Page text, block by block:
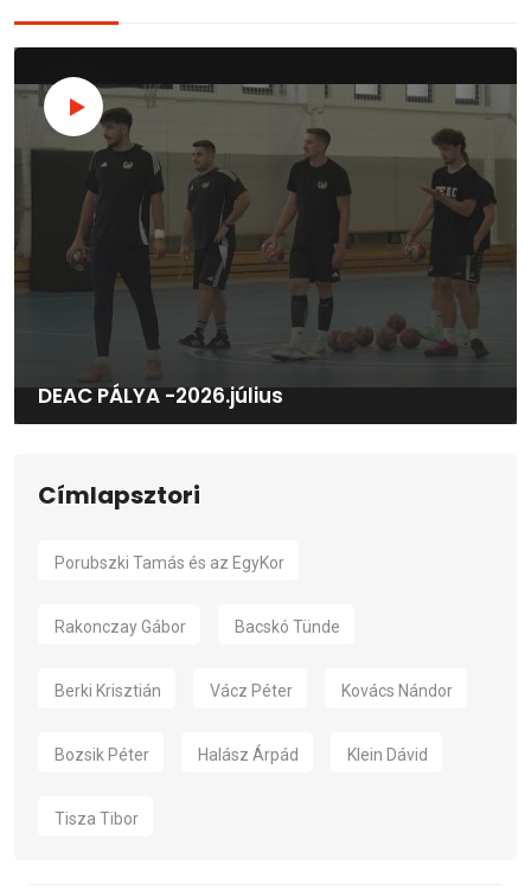
DEAC PÁLYA -2026.július
Címlapsztori
Porubszki Tamás és az EgyKor
Rakonczay Gábor Bacskó Tünde
Berki Krisztián Vácz Péter Kovács Nándor
Bozsik Péter Halász Árpád Klein Dávid
Tisza Tibor